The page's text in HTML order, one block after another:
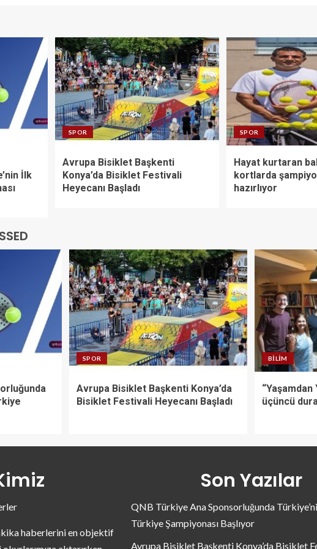
İlk
SPOR
Avrupa Bisiklet Başkenti
Konya’da Bisiklet Festivali
Heyecanı Başladı
SPOR
Hayat kurtaran
kortlarda
hazırlıyor
SPOR
Avrupa Bisiklet Başkenti Konya’da
Bisiklet Festivali Heyecanı Başladı
BILIM
“Yaşamdan
üçüncü
haberlerini en objektif
Son Yazılar
QNB Türkiye Ana Sponsorluğunda
Türkiye Şampiyonası Başlıyor
Avrupa Bisiklet Başkenti Konya’da Bisiklet